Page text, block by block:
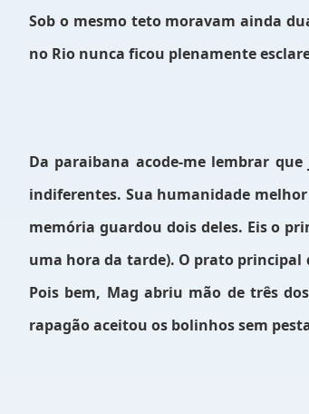
Sob o mesmo teto moravam ainda
no Rio nunca ficou plenamente
Da paraibana acode-me lembrar
indiferentes. Sua humanidade
memória guardou dois deles. Eis o
uma hora da tarde). O prato principal
Pois bem, Mag abriu mão de três
rapagão aceitou os bolinhos sem